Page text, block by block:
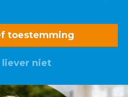
toestemming
liever niet